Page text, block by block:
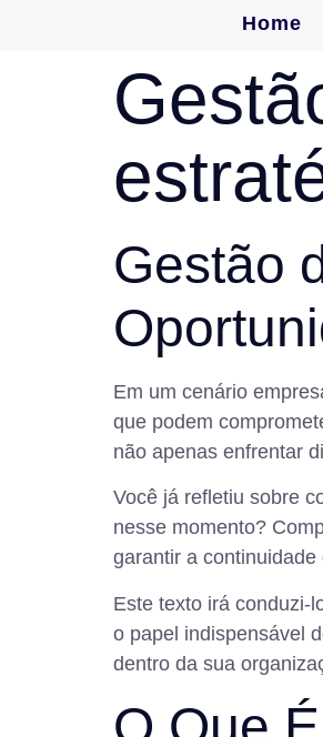
Home
Gestão
Em um cenário
que podem
não apenas enfrentar
Você já refletiu sobre
nesse momento?
garantir a continuidade
Este texto irá conduzi-
o papel indispensável
dentro da sua